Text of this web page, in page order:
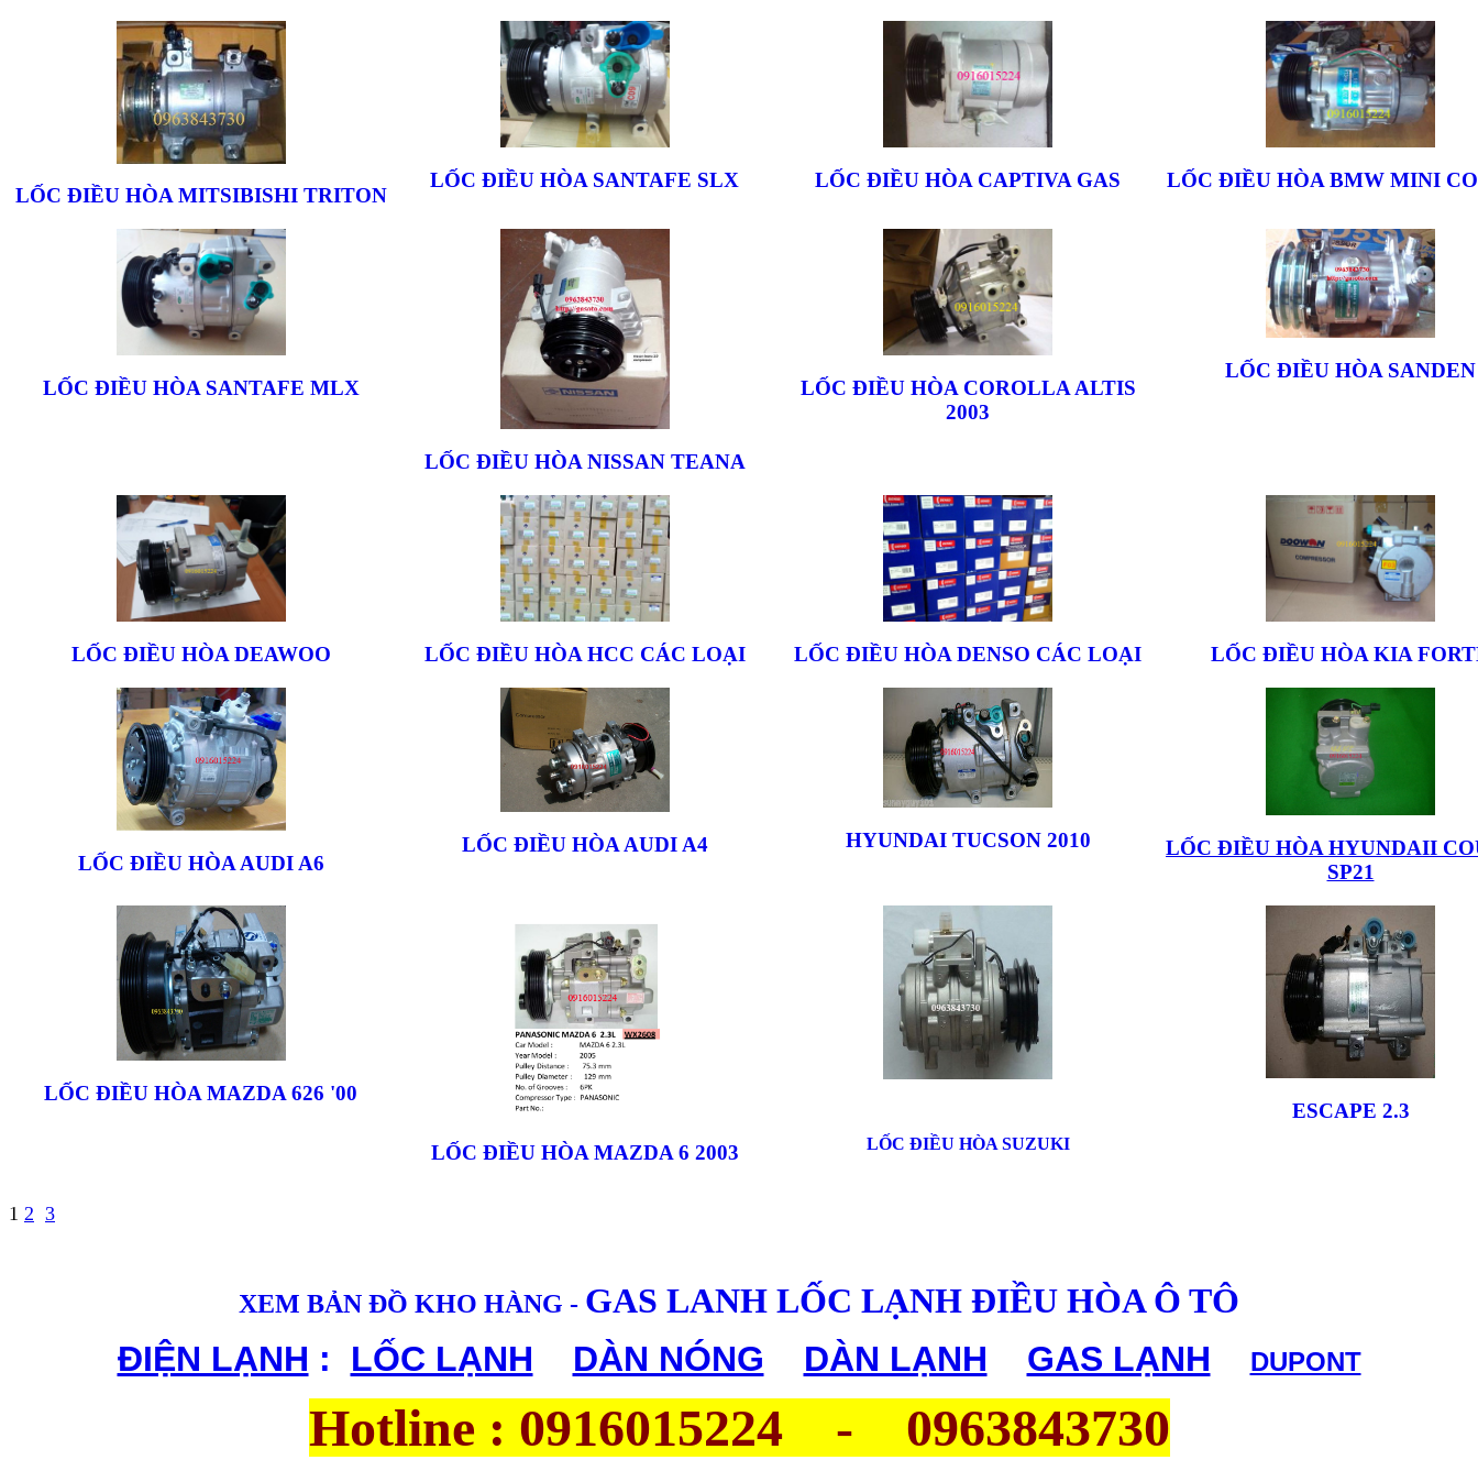
LỐC ĐIỀU HÒA MITSIBISHI TRITON
LỐC ĐIỀU HÒA SANTAFE SLX LỐC ĐIỀU HÒA CAPTIVA GAS LỐC ĐIỀU HÒA BMW MINI
LỐC ĐIỀU HÒA SANTAFE MLX
LỐC ĐIỀU HÒA NISSAN TEANA
LỐC ĐIỀU HÒA COROLLA ALTIS
2003
LỐC ĐIỀU HÒA SANDEN
LỐC ĐIỀU HÒA DEAWOO LỐC ĐIỀU HÒA HCC CÁC LOẠI LỐC ĐIỀU HÒA DENSO CÁC LOẠI LỐC ĐIỀU HÒA KIA
LỐC ĐIỀU HÒA AUDI A6
LỐC ĐIỀU HÒA AUDI A4 HYUNDAI TUCSON 2010
LỐC ĐIỀU HÒA HYUNDAII
SP21
LỐC ĐIỀU HÒA MAZDA 626 '00
LỐC ĐIỀU HÒA MAZDA 6 2003 LỐC ĐIỀU HÒA SUZUKI
ESCAPE 2.3
1 2 3
XEM BẢN ĐỒ KHO HÀNG - GAS LANH LỐC LẠNH ĐIỀU HÒA Ô TÔ
ĐIỆN LẠNH : LỐC LẠNH DÀN NÓNG DÀN LẠNH GAS LẠNH DUPONT
Hotline : 0916015224 - 0963843730